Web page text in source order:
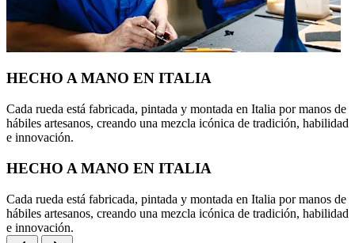
HECHO A MANO EN ITALIA
Cada rueda está fabricada, pintada y montada en Italia por manos de
hábiles artesanos, creando una mezcla icónica de tradición, habilidad
e innovación.
HECHO A MANO EN ITALIA
Cada rueda está fabricada, pintada y montada en Italia por manos de
hábiles artesanos, creando una mezcla icónica de tradición, habilidad
e innovación.